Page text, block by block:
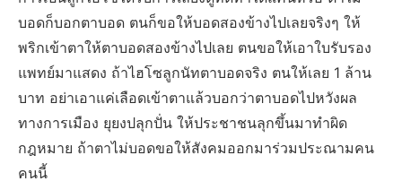
บอดก็บอกตาบอด ตนก็ขอให้บอดสองข้างไปเลยจริงๆ ให้
พริกเข้าตาให้ตาบอดสองข้างไปเลย ตนขอให้เอาใบรับรอง
แพทย์มาแสดง ถ้าไฮโซลูกนัทตาบอดจริง ตนให้เลย 1 ล้าน
บาท อย่าเอาแค่เลือดเข้าตาแล้วบอกว่าตาบอดไปหวังผล
ทางการเมือง ยุยงปลุกปั่น ให้ประชาชนลุกขึ้นมาทำผิด
กฎหมาย ถ้าตาไม่บอดขอให้สังคมออกมาร่วมประณามคน
คนนี้